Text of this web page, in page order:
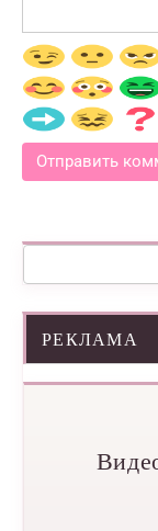
Поиск:
РЕКЛАМА